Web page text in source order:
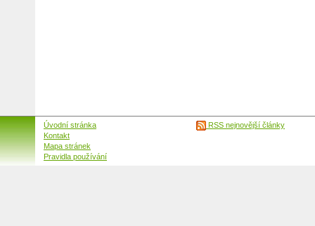
Úvodní stránka
Kontakt
Mapa stránek
Pravidla používání
RSS nejnovější články